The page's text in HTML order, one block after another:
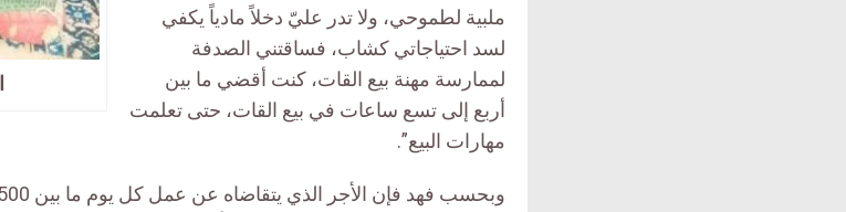
ملبية لطموحي، ولا تدر عليّ دخلاً مادياً يكفي
لسد احتياجاتي كشاب، فساقتني الصدفة
لممارسة مهنة بيع القات، كنت أقضي ما بين
أربع إلى تسع ساعات في بيع القات، حتى تعلمت
مهارات البيع”.